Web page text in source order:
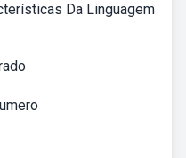
Da Linguagem